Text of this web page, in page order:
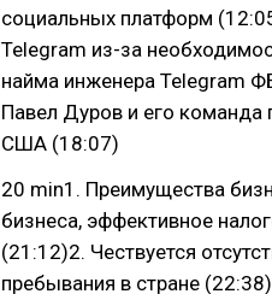
социальных платформ
Telegram из-за
найма инженера Telegram
Павел Дуров и его
США (18:07)
20 min1. Преимущества
бизнеса, эффективное
(21:12)2. Чествуется
пребывания в стране